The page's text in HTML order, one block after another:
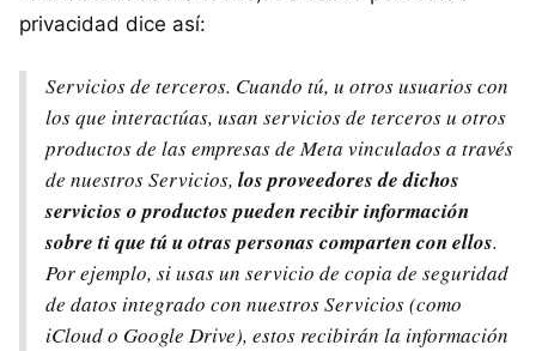
privacidad dice así:
Servicios de terceros. Cuando tú, u otros usuarios con
los que interactúas, usan servicios de terceros u otros
productos de las empresas de Meta vinculados a través
de nuestros Servicios, los proveedores de dichos
servicios o productos pueden recibir información
sobre ti que tú u otras personas comparten con ellos.
Por ejemplo, si usas un servicio de copia de seguridad
de datos integrado con nuestros Servicios (como
iCloud o Google Drive), estos recibirán la información